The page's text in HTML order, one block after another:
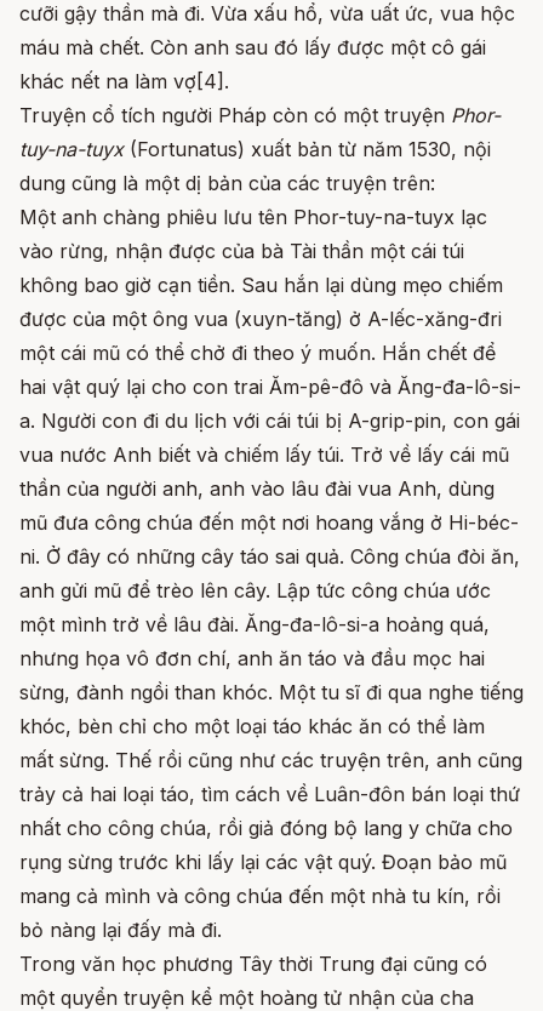
cưỡi gậy thần mà đi. Vừa xấu hổ, vừa uất ức, vua hộc
máu mà chết. Còn anh sau đó lấy được một cô gái
khác nết na làm vợ[4].
Truyện cổ tích người Pháp còn có một truyện Phor-
tuy-na-tuyx (Fortunatus) xuất bản từ năm 1530, nội
dung cũng là một dị bản của các truyện trên:
Một anh chàng phiêu lưu tên Phor-tuy-na-tuyx lạc
vào rừng, nhận được của bà Tài thần một cái túi
không bao giờ cạn tiền. Sau hắn lại dùng mẹo chiếm
được của một ông vua (xuyn-tăng) ở A-lếc-xăng-đri
một cái mũ có thể chở đi theo ý muốn. Hắn chết để
hai vật quý lại cho con trai Ăm-pê-đô và Ăng-đa-lô-si-
a. Người con đi du lịch với cái túi bị A-grip-pin, con gái
vua nước Anh biết và chiếm lấy túi. Trở về lấy cái mũ
thần của người anh, anh vào lâu đài vua Anh, dùng
mũ đưa công chúa đến một nơi hoang vắng ở Hi-béc-
ni. Ở đây có những cây táo sai quả. Công chúa đòi ăn,
anh gửi mũ để trèo lên cây. Lập tức công chúa ước
một mình trở về lâu đài. Ăng-đa-lô-si-a hoảng quá,
nhưng họa vô đơn chí, anh ăn táo và đầu mọc hai
sừng, đành ngồi than khóc. Một tu sĩ đi qua nghe tiếng
khóc, bèn chỉ cho một loại táo khác ăn có thể làm
mất sừng. Thế rồi cũng như các truyện trên, anh cũng
trảy cả hai loại táo, tìm cách về Luân-đôn bán loại thứ
nhất cho công chúa, rồi giả đóng bộ lang y chữa cho
rụng sừng trước khi lấy lại các vật quý. Đoạn bảo mũ
mang cả mình và công chúa đến một nhà tu kín, rồi
bỏ nàng lại đấy mà đi.
Trong văn học phương Tây thời Trung đại cũng có
một quyển truyện kể một hoàng tử nhận của cha